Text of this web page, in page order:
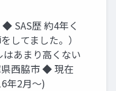
SAS歴 約4年く
してました。）
あまり高くない
西脇市 ◆ 現在
年2月～)